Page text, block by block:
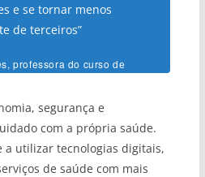
e se tornar menos
de terceiros”
professora do curso de
UnB
segurança e
com a própria saúde.
a utilizar tecnologias digitais,
de saúde com mais